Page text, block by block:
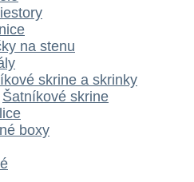
na stenu
skrine a skrinky
Šatníkové skrine
boxy